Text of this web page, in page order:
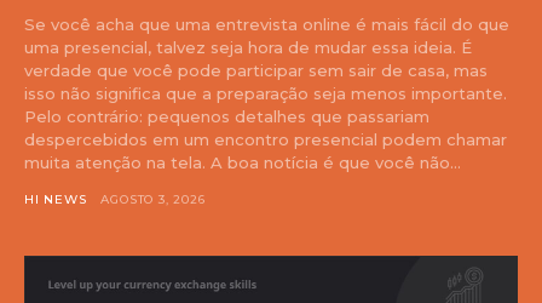
Se você acha que uma entrevista online é mais fácil do que
uma presencial, talvez seja hora de mudar essa ideia. É
verdade que você pode participar sem sair de casa, mas
isso não significa que a preparação seja menos importante.
Pelo contrário: pequenos detalhes que passariam
despercebidos em um encontro presencial podem chamar
muita atenção na tela. A boa notícia é que você não...
HI NEWS AGOSTO 3, 2026